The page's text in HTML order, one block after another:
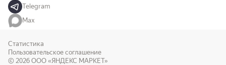
Telegram
Max
Статистика
Пользовательское соглашение
© 2026 ООО «ЯНДЕКС МАРКЕТ»